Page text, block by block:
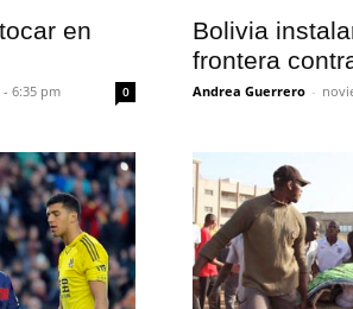
en
6:35 pm 0
Bolivia
frontera
Andrea Guerrero -